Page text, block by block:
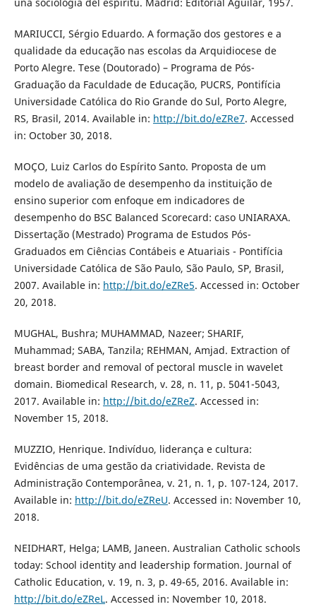
MARIUCCI, Sérgio Eduardo. A formação dos gestores e a
qualidade da educação nas escolas da Arquidiocese de
Porto Alegre. Tese (Doutorado) – Programa de Pós-
Graduação da Faculdade de Educação, PUCRS, Pontifícia
Universidade Católica do Rio Grande do Sul, Porto Alegre,
RS, Brasil, 2014. Available in: http://bit.do/eZRe7. Accessed
in: October 30, 2018.
MOÇO, Luiz Carlos do Espírito Santo. Proposta de um
modelo de avaliação de desempenho da instituição de
ensino superior com enfoque em indicadores de
desempenho do BSC Balanced Scorecard: caso UNIARAXA.
Dissertação (Mestrado) Programa de Estudos Pós-
Graduados em Ciências Contábeis e Atuariais - Pontifícia
Universidade Católica de São Paulo, São Paulo, SP, Brasil,
2007. Available in: http://bit.do/eZRe5. Accessed in: October
20, 2018.
MUGHAL, Bushra; MUHAMMAD, Nazeer; SHARIF,
Muhammad; SABA, Tanzila; REHMAN, Amjad. Extraction of
breast border and removal of pectoral muscle in wavelet
domain. Biomedical Research, v. 28, n. 11, p. 5041-5043,
2017. Available in: http://bit.do/eZReZ. Accessed in:
November 15, 2018.
MUZZIO, Henrique. Indivíduo, liderança e cultura:
Evidências de uma gestão da criatividade. Revista de
Administração Contemporânea, v. 21, n. 1, p. 107-124, 2017.
Available in: http://bit.do/eZReU. Accessed in: November 10,
2018.
NEIDHART, Helga; LAMB, Janeen. Australian Catholic schools
today: School identity and leadership formation. Journal of
Catholic Education, v. 19, n. 3, p. 49-65, 2016. Available in:
http://bit.do/eZReL. Accessed in: November 10, 2018.